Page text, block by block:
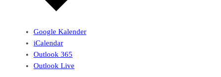
Google Kalender
iCalendar
Outlook 365
Outlook Live